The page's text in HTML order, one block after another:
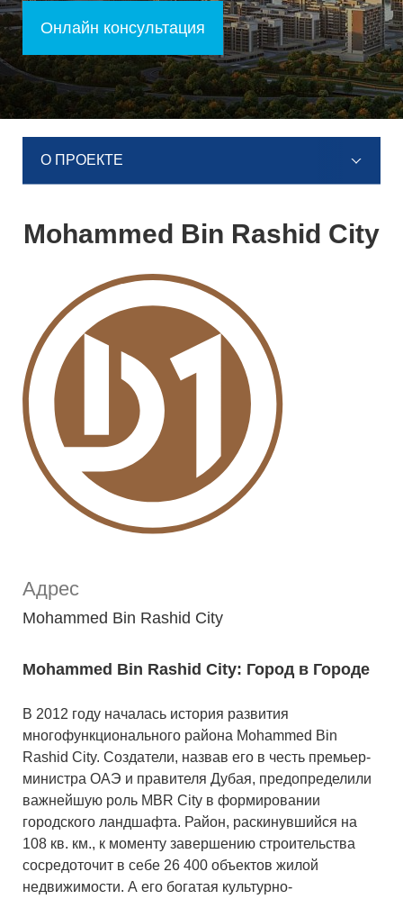
Онлайн консультация
О ПРОЕКТЕ
Mohammed Bin Rashid City
Адрес
Mohammed Bin Rashid City
Mohammed Bin Rashid City: Город в Городе
В 2012 году началась история развития
многофункционального района Mohammed Bin
Rashid City. Создатели, назвав его в честь премьер-
министра ОАЭ и правителя Дубая, предопределили
важнейшую роль MBR City в формировании
городского ландшафта. Район, раскинувшийся на
108 кв. км., к моменту завершению строительства
сосредоточит в себе 26 400 объектов жилой
недвижимости. А его богатая культурно-